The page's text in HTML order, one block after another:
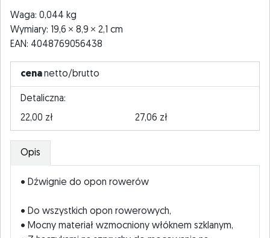
Waga: 0,044 kg
Wymiary: 19,6
8,9
2,1 cm
EAN: 4048769056438
cenanetto/brutto
Detaliczna:
22,00 zł
27,06 zł
Opis
• Dźwignie do opon rowerów
• Do wszystkich opon rowerowych,
• Mocny materiał wzmocniony włóknem szklanym,